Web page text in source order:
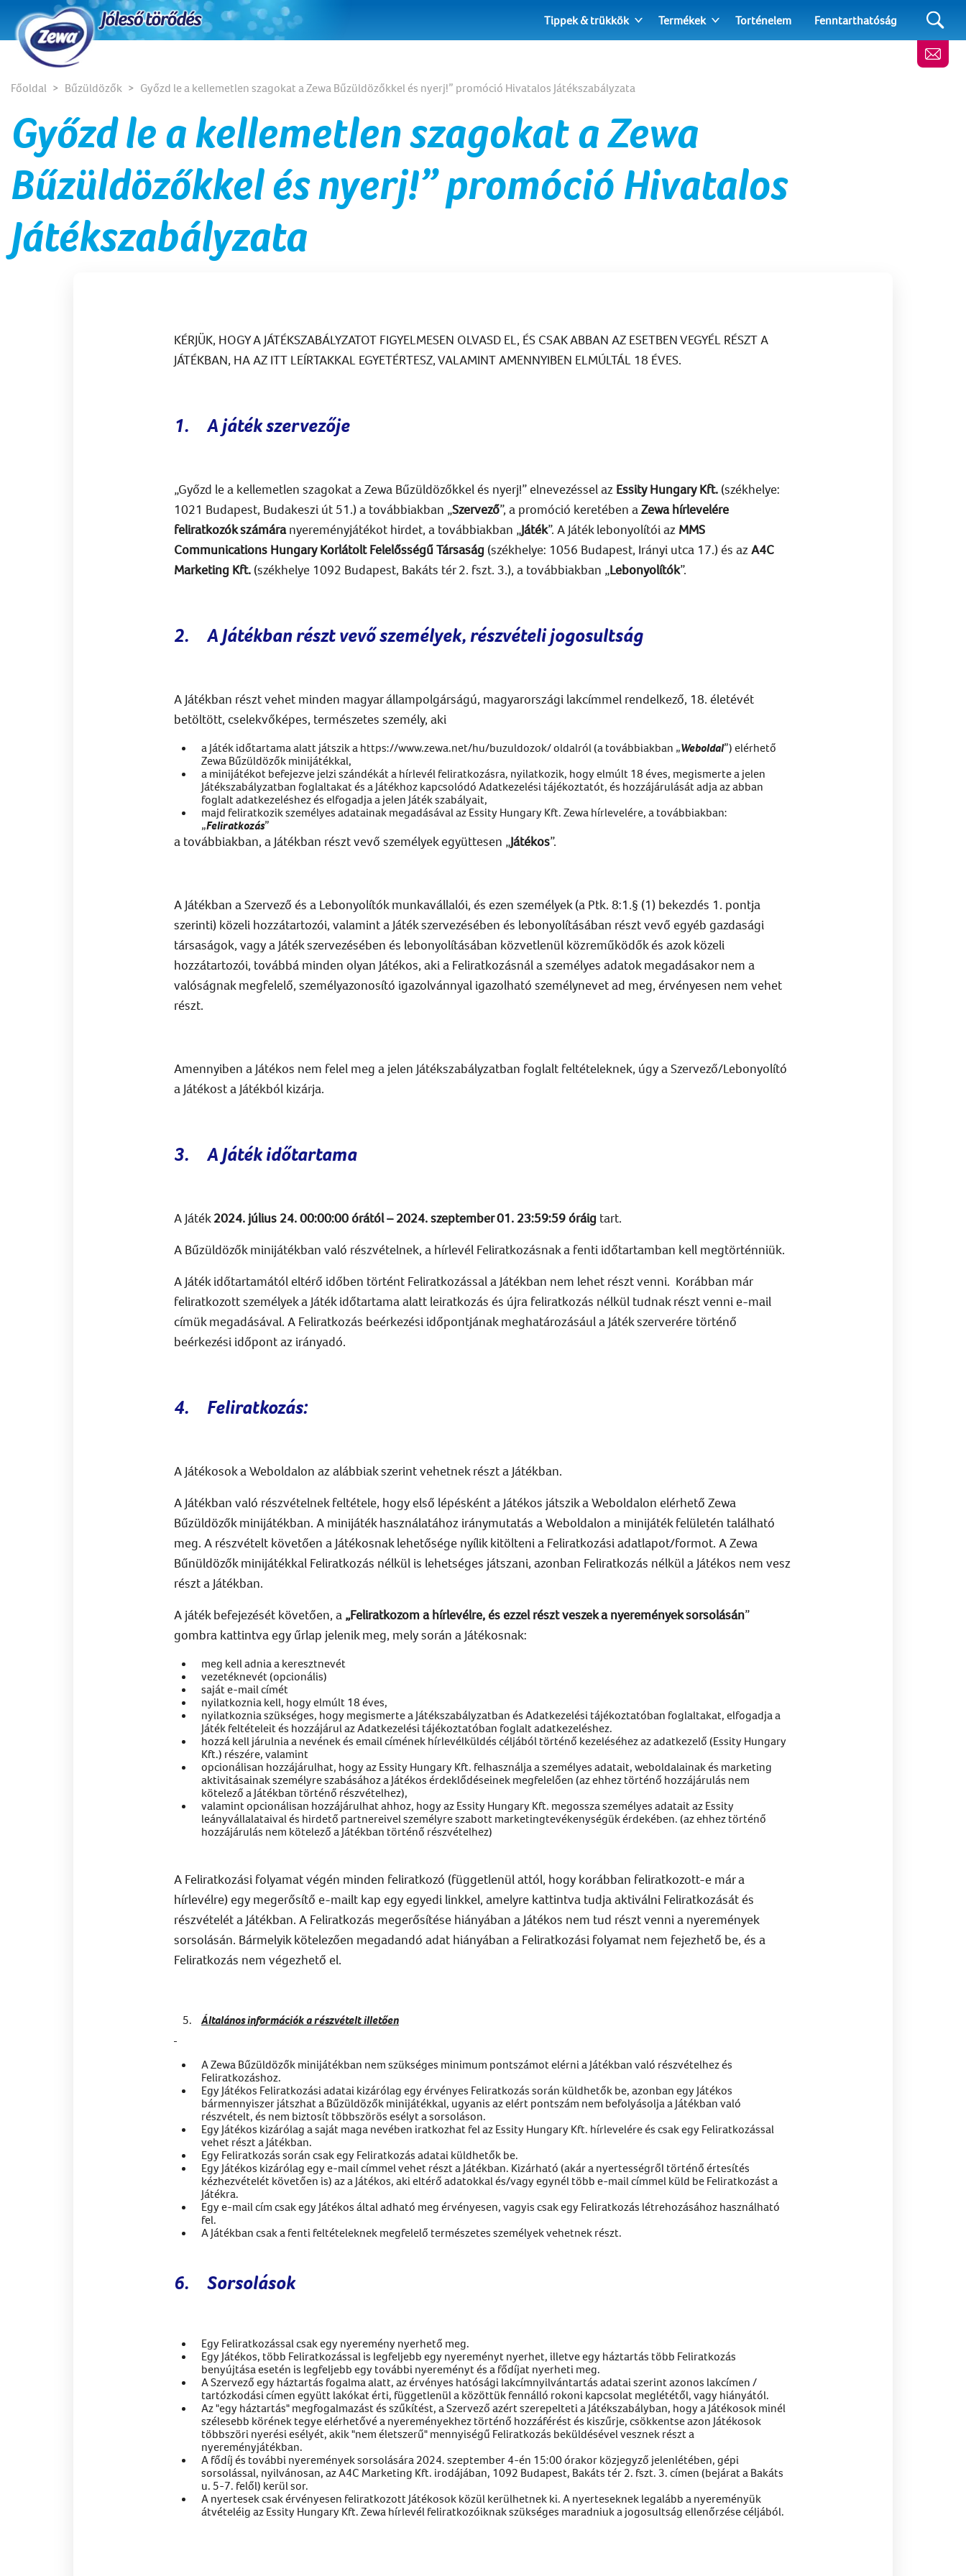
Tippek & trükkök Termékek Torténelem Fenntarthatóság
Főoldal Bűzüldözők Győzd le a kellemetlen szagokat a Zewa Bűzüldözőkkel és nyerj!” promóció Hivatalos Játékszabályzata
Győzd le a kellemetlen szagokat a Zewa
Bűzüldözőkkel és nyerj!”promócióHivatalos
Játékszabályzata
KÉRJÜK, HOGY A JÁTÉKSZABÁLYZATOT FIGYELMESEN OLVASD EL, ÉS CSAK ABBAN AZ ESETBEN VEGYÉL RÉSZT A
JÁTÉKBAN, HA AZ ITT LEÍRTAKKAL EGYETÉRTESZ, VALAMINT AMENNYIBEN ELMÚLTÁL 18 ÉVES.
1. A játék szervezője
„Győzd le a kellemetlen szagokat a Zewa Bűzüldözőkkel és nyerj!” elnevezéssel az Essity Hungary Kft. (székhelye:
1021 Budapest, Budakeszi út 51.) a továbbiakban „Szervező”, a promóció keretében aZewa hírlevelére
feliratkozók számáranyereményjátékot hirdet, a továbbiakban „Játék”. A Játék lebonyolítói az MMS
Communications Hungary Korlátolt Felelősségű Társaság (székhelye: 1056 Budapest, Irányi utca 17.) és azA4C
Marketing Kft. (székhelye 1092 Budapest, Bakáts tér 2. fszt. 3.), a továbbiakban „Lebonyolítók”.
2. A Játékban részt vevő személyek, részvételi jogosultság
A Játékban részt vehet minden magyar állampolgárságú, magyarországi lakcímmel rendelkező, 18. életévét
betöltött, cselekvőképes, természetes személy, aki
a Játék időtartama alatt játszik a https://www.zewa.net/hu/buzuldozok/ oldalról (a továbbiakban „Weboldal”) elérhető
Zewa Bűzüldözők minijátékkal,
a minijátékot befejezve jelzi szándékát a hírlevél feliratkozásra, nyilatkozik, hogy elmúlt 18 éves, megismerte a jelen
Játékszabályzatban foglaltakat és a Játékhoz kapcsolódó Adatkezelési tájékoztatót, és hozzájárulását adja az abban
foglalt adatkezeléshez és elfogadja a jelen Játék szabályait,
majd feliratkozik személyes adatainak megadásával az Essity Hungary Kft. Zewa hírlevelére, a továbbiakban:
„Feliratkozás”
a továbbiakban, a Játékban részt vevő személyek együttesen „Játékos”.
A Játékban a Szervező és a Lebonyolítók munkavállalói, és ezen személyek (a Ptk. 8:1.§ (1) bekezdés 1. pontja
szerinti) közeli hozzátartozói, valamint a Játék szervezésében és lebonyolításában részt vevő egyéb gazdasági
társaságok, vagy a Játék szervezésében és lebonyolításában közvetlenül közreműködők és azok közeli
hozzátartozói, továbbá minden olyan Játékos, aki a Feliratkozásnál a személyes adatok megadásakor nem a
valóságnak megfelelő, személyazonosító igazolvánnyal igazolható személynevet ad meg, érvényesen nem vehet
részt.
Amennyiben a Játékos nem felel meg a jelen Játékszabályzatban foglalt feltételeknek, úgy a Szervező/Lebonyolító
a Játékost a Játékból kizárja.
3. A Játék időtartama
A Játék2024. július 24. 00:00:00 órától – 2024. szeptember 01. 23:59:59 óráig tart.
A Bűzüldözők minijátékban való részvételnek, a hírlevél Feliratkozásnak a fenti időtartamban kell megtörténniük.
A Játék időtartamától eltérő időben történt Feliratkozással a Játékban nem lehet részt venni. Korábban már
feliratkozott személyek a Játék időtartama alatt leiratkozás és újra feliratkozás nélkül tudnak részt venni e-mail
címük megadásával. A Feliratkozás beérkezési időpontjának meghatározásául a Játék szerverére történő
beérkezési időpont az irányadó.
4. Feliratkozás:
A Játékosok a Weboldalon az alábbiak szerint vehetnek részt a Játékban.
A Játékban való részvételnek feltétele, hogy első lépésként a Játékos játszik a Weboldalon elérhető Zewa
Bűzüldözők minijátékban. A minijáték használatához iránymutatás a Weboldalon a minijáték felületén található
meg. A részvételt követően a Játékosnak lehetősége nyílik kitölteni a Feliratkozási adatlapot/formot. A Zewa
Bűnüldözők minijátékkal Feliratkozás nélkül is lehetséges játszani, azonban Feliratkozás nélkül a Játékos nem vesz
részt a Játékban.
A játék befejezését követően, a „Feliratkozom a hírlevélre, és ezzel részt veszek a nyeremények sorsolásán”
gombra kattintva egy űrlap jelenik meg, mely során a Játékosnak:
meg kell adnia a keresztnevét
vezetéknevét (opcionális)
saját e-mail címét
nyilatkoznia kell, hogy elmúlt 18 éves,
nyilatkoznia szükséges, hogy megismerte a Játékszabályzatban és Adatkezelési tájékoztatóban foglaltakat, elfogadja a
Játék feltételeit és hozzájárul az Adatkezelési tájékoztatóban foglalt adatkezeléshez.
hozzá kell járulnia a nevének és email címének hírlevélküldés céljából történő kezeléséhez az adatkezelő (Essity Hungary
Kft.) részére, valamint
opcionálisan hozzájárulhat, hogy az Essity Hungary Kft. felhasználja a személyes adatait, weboldalainak és marketing
aktivitásainak személyre szabásához a Játékos érdeklődéseinek megfelelően (az ehhez történő hozzájárulás nem
kötelező a Játékban történő részvételhez),
valamint opcionálisan hozzájárulhat ahhoz, hogy az Essity Hungary Kft. megossza személyes adatait az Essity
leányvállalataival és hirdető partnereivel személyre szabott marketingtevékenységük érdekében. (az ehhez történő
hozzájárulás nem kötelező a Játékban történő részvételhez)
A Feliratkozási folyamat végén minden feliratkozó (függetlenül attól, hogy korábban feliratkozott-e már a
hírlevélre) egy megerősítő e-mailt kap egy egyedi linkkel, amelyre kattintva tudja aktiválni Feliratkozását és
részvételét a Játékban. A Feliratkozás megerősítése hiányában a Játékos nem tud részt venni a nyeremények
sorsolásán. Bármelyik kötelezően megadandó adat hiányában a Feliratkozási folyamat nem fejezhető be, és a
Feliratkozás nem végezhető el.
Általános információk a részvételt illetően
A Zewa Bűzüldözők minijátékban nem szükséges minimum pontszámot elérni a Játékban való részvételhez és
Feliratkozáshoz.
Egy Játékos Feliratkozási adatai kizárólag egy érvényes Feliratkozás során küldhetők be, azonban egy Játékos
bármennyiszer játszhat a Bűzüldözők minijátékkal, ugyanis az elért pontszám nem befolyásolja a Játékban való
részvételt, és nem biztosít többszörös esélyt a sorsoláson.
Egy Játékos kizárólag a saját maga nevében iratkozhat fel az Essity Hungary Kft. hírlevelére és csak egy Feliratkozással
vehet részt a Játékban.
Egy Feliratkozás során csak egy Feliratkozás adatai küldhetők be.
Egy Játékos kizárólag egy e-mail címmel vehet részt a Játékban. Kizárható (akár a nyertességről történő értesítés
kézhezvételét követően is) az a Játékos, aki eltérő adatokkal és/vagy egynél több e-mail címmel küld be Feliratkozást a
Játékra.
Egy e-mail cím csak egy Játékos által adható meg érvényesen, vagyis csak egy Feliratkozás létrehozásához használható
fel.
A Játékban csak a fenti feltételeknek megfelelő természetes személyek vehetnek részt.
6. Sorsolások
Egy Feliratkozással csak egy nyeremény nyerhető meg.
Egy Játékos, több Feliratkozással is legfeljebb egy nyereményt nyerhet, illetve egy háztartás több Feliratkozás
benyújtása esetén is legfeljebb egy további nyereményt és a fődíjat nyerheti meg.
A Szervező egy háztartás fogalma alatt, az érvényes hatósági lakcímnyilvántartás adatai szerint azonos lakcímen /
tartózkodási címen együtt lakókat érti, függetlenül a közöttük fennálló rokoni kapcsolat meglététől, vagy hiányától.
Az "egy háztartás" megfogalmazást és szűkítést, a Szervező azért szerepelteti a Játékszabályban, hogy a Játékosok minél
szélesebb körének tegye elérhetővé a nyereményekhez történő hozzáférést és kiszűrje, csökkentse azon Játékosok
többszöri nyerési esélyét, akik "nem életszerű" mennyiségű Feliratkozás beküldésével vesznek részt a
nyereményjátékban.
A fődíj és további nyeremények sorsolására 2024. szeptember 4-én 15:00 órakor közjegyző jelenlétében, gépi
sorsolással, nyilvánosan, az A4C Marketing Kft. irodájában, 1092 Budapest, Bakáts tér 2. fszt. 3. címen (bejárat a Bakáts
u. 5-7. felől) kerül sor.
A nyertesek csak érvényesen feliratkozott Játékosok közül kerülhetnek ki. A nyerteseknek legalább a nyereményük
átvételéig az Essity Hungary Kft. Zewa hírlevél feliratkozóiknak szükséges maradniuk a jogosultság ellenőrzése céljából.